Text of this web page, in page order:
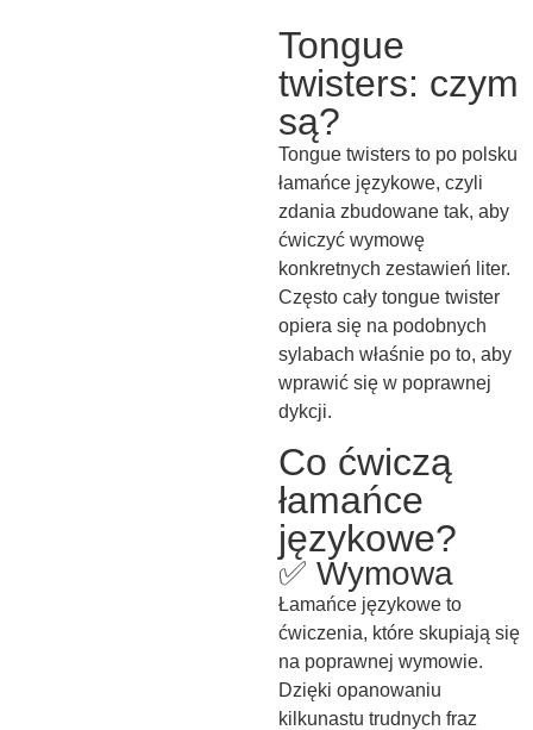
Tongue
twisters: czym
są?
Tongue twisters to po polsku
łamańce językowe, czyli
zdania zbudowane tak, aby
ćwiczyć wymowę
konkretnych zestawień liter.
Często cały tongue twister
opiera się na podobnych
sylabach właśnie po to, aby
wprawić się w poprawnej
dykcji.
Co ćwiczą
łamańce
językowe?
✅ Wymowa
Łamańce językowe to
ćwiczenia, które skupiają się
na poprawnej wymowie.
Dzięki opanowaniu
kilkunastu trudnych fraz